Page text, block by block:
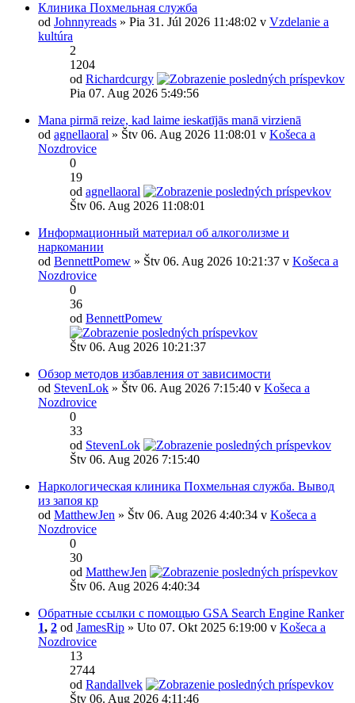
Клиника Похмельная служба
od Johnnyreads » Pia 31. Júl 2026 11:48:02 v Vzdelanie a
kultúra
2
1204
od Richardcurgy
Pia 07. Aug 2026 5:49:56
Mana pirmā reize, kad laime ieskatījās manā virzienā
od agnellaoral » Štv 06. Aug 2026 11:08:01 v Košeca a
Nozdrovice
0
19
od agnellaoral
Štv 06. Aug 2026 11:08:01
Информационный материал об алкоголизме и
наркомании
od BennettPomew » Štv 06. Aug 2026 10:21:37 v Košeca a
Nozdrovice
0
36
od BennettPomew
Štv 06. Aug 2026 10:21:37
Обзор методов избавления от зависимости
od StevenLok » Štv 06. Aug 2026 7:15:40 v Košeca a
Nozdrovice
0
33
od StevenLok
Štv 06. Aug 2026 7:15:40
Наркологическая клиника Похмельная служба. Вывод
из запоя кр
od MatthewJen » Štv 06. Aug 2026 4:40:34 v Košeca a
Nozdrovice
0
30
od MatthewJen
Štv 06. Aug 2026 4:40:34
Обратные ссылки с помощью GSA Search Engine Ranker
1, 2 od JamesRip » Uto 07. Okt 2025 6:19:00 v Košeca a
Nozdrovice
13
2744
od Randallvek
Štv 06. Aug 2026 4:11:46